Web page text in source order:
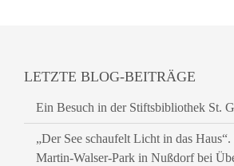
LETZTE BLOG-BEITRÄGE
Ein Besuch in der Stiftsbibliothek St.
„Der See schaufelt Licht in das
Martin-Walser-Park in Nußdorf bei